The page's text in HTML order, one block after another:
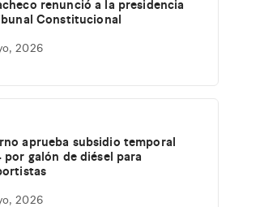
renunció a la presidencia
Constitucional
2026
aprueba subsidio temporal
por galón de diésel para
2026